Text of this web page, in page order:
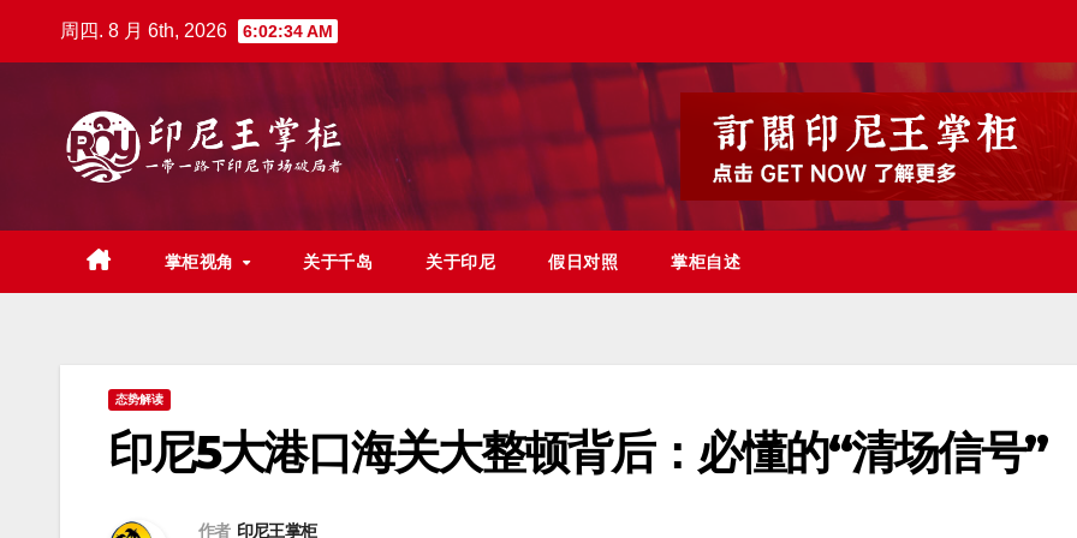
周四. 8 月 6th, 2026 6:02:36 AM
掌柜视角 关于千岛 关于印尼 假日对照 掌柜自述
态势解读
印尼5大港口海关大整顿背后：必懂的“清场信号”
作者 印尼王掌柜